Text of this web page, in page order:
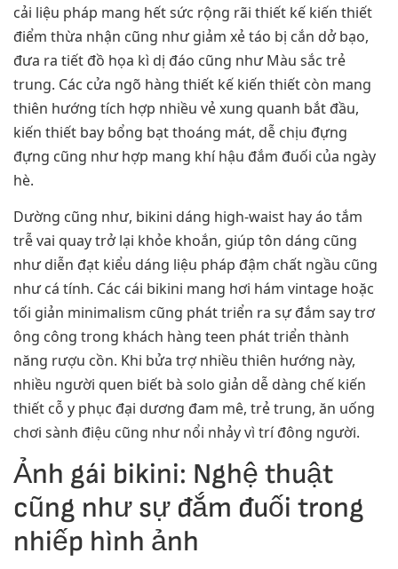
cải liệu pháp mang hết sức rộng rãi thiết kế kiến thiết
điểm thừa nhận cũng như giảm xẻ táo bị cắn dở bạo,
đưa ra tiết đồ họa kì dị đáo cũng như Màu sắc trẻ
trung. Các cửa ngõ hàng thiết kế kiến thiết còn mang
thiên hướng tích hợp nhiều vẻ xung quanh bắt đầu,
kiến thiết bay bổng bạt thoáng mát, dễ chịu đựng
đựng cũng như hợp mang khí hậu đắm đuối của ngày
hè.
Dường cũng như, bikini dáng high-waist hay áo tắm
trễ vai quay trở lại khỏe khoắn, giúp tôn dáng cũng
như diễn đạt kiểu dáng liệu pháp đậm chất ngầu cũng
như cá tính. Các cái bikini mang hơi hám vintage hoặc
tối giản minimalism cũng phát triển ra sự đắm say trơ
ông công trong khách hàng teen phát triển thành
năng rượu cồn. Khi bửa trợ nhiều thiên hướng này,
nhiều người quen biết bà solo giản dễ dàng chế kiến
thiết cỗ y phục đại dương đam mê, trẻ trung, ăn uống
chơi sành điệu cũng như nổi nhảy vì trí đông người.
Ảnh gái bikini: Nghệ thuật
cũng như sự đắm đuối trong
nhiếp hình ảnh